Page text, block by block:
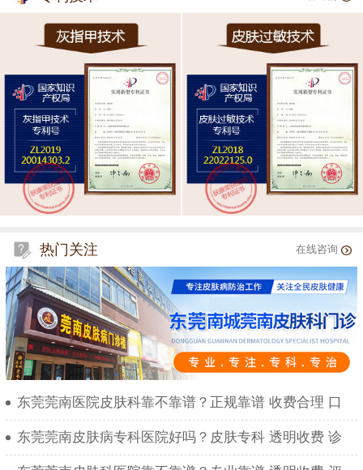
热门关注 在线咨询
东莞莞南医院皮肤科靠不靠谱？正规靠谱 收费合理 口
东莞莞南皮肤病专科医院好吗？皮肤专科 透明收费 诊